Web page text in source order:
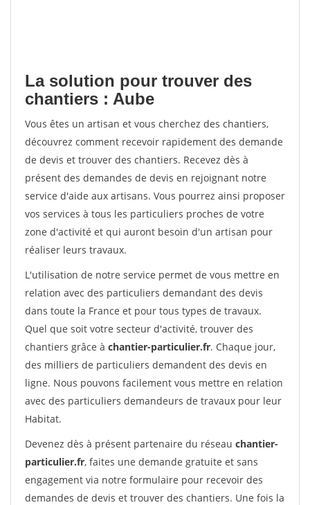
La solution pour trouver des
chantiers : Aube
Vous êtes un artisan et vous cherchez des chantiers,
découvrez comment recevoir rapidement des demande
de devis et trouver des chantiers. Recevez dès à
présent des demandes de devis en rejoignant notre
service d'aide aux artisans. Vous pourrez ainsi proposer
vos services à tous les particuliers proches de votre
zone d'activité et qui auront besoin d'un artisan pour
réaliser leurs travaux.
L'utilisation de notre service permet de vous mettre en
relation avec des particuliers demandant des devis
dans toute la France et pour tous types de travaux.
Quel que soit votre secteur d'activité, trouver des
chantiers grâce à chantier-particulier.fr. Chaque jour,
des milliers de particuliers demandent des devis en
ligne. Nous pouvons facilement vous mettre en relation
avec des particuliers demandeurs de travaux pour leur
Habitat.
Devenez dès à présent partenaire du réseau chantier-
particulier.fr, faites une demande gratuite et sans
engagement via notre formulaire pour recevoir des
demandes de devis et trouver des chantiers. Une fois la